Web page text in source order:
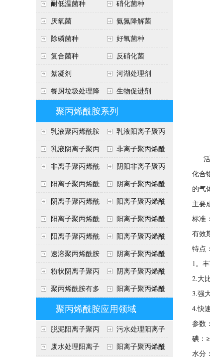
绍 耐低温菌种
硝化菌种
​厌氧菌
​氨氮降解菌
除磷菌种
好氧菌种
复合菌种
反硝化菌
絮凝剂
河湖处理剂
餐厨垃圾处理降
生物促进剂
聚丙烯酰胺系列
乳液聚丙烯酰胺
使用注意事项
乳液阳离子聚丙
烯酰胺
乳液阴离子聚丙
烯酰胺产品介绍
非离子聚丙烯酰
胺各种用途
非离子聚丙烯酰
胺技术指标
阴阳非离子聚丙
烯酰胺区别
阳离子聚丙烯酰
胺执行标准
阴离子聚丙烯酰
产品形态
阴离子聚丙烯酰
胺用途
阳离子聚丙烯酰
胺用途
阳离子聚丙烯酰
胺安全知识
阳离子聚丙烯酰
胺技术参数
阳离子聚丙烯酰
胺投放量
阳离子聚丙烯酰
胺使用方法
速溶聚丙烯酰胺
说明
阴离子聚丙烯酰
胺包装及贮存
粉状阴离子聚丙
烯酰胺
阴离子聚丙烯酰
胺技术指标
聚丙烯酰胺有多
少用途
阳离子聚丙烯酰
胺
聚丙烯酰胺应用领域
脱泥阳离子聚丙
烯酰胺
污水处理阳离子
聚丙烯酰胺
废水处理阳离子
阳离子聚丙烯酰
活
化合
的气
主要
标准
有效
特点：
1。
2.大
3.强
4.快
参数：
碘：
水分